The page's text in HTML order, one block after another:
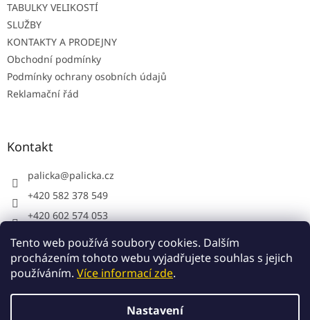
Tento web používá soubory cookies. Dalším
procházením tohoto webu vyjadřujete souhlas s jejich
používáním. Více informací zde.
Nastavení
TABULKY VELIKOSTÍ
SLUŽBY
KONTAKTY A PRODEJNY
Obchodní podmínky
Podmínky ochrany osobních údajů
Reklamační řád
Kontakt
palicka@palicka.cz
+420 582 378 549
+420 602 574 053
Palička s.r.o. - pracovní oděvy